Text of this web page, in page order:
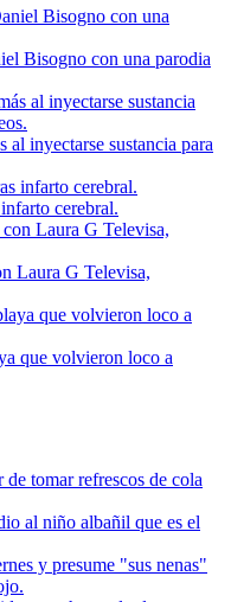
Bisogno con una parodia
al inyectarse sustancia para
cerebral.
Laura G Televisa,
que volvieron loco a
tomar refrescos de cola
al niño albañil que es el
y presume "sus nenas"